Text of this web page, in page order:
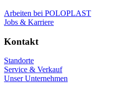
Arbeiten bei POLOPLAST
Jobs & Karriere
Kontakt
Standorte
Service & Verkauf
Unser Unternehmen